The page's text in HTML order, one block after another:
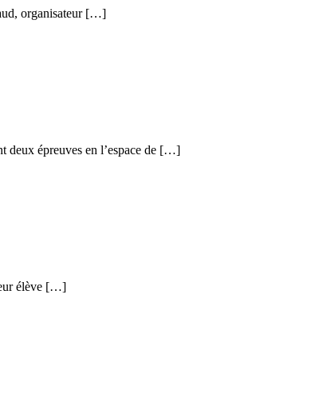
organisateur […]
deux épreuves en l’espace de […]
élève […]